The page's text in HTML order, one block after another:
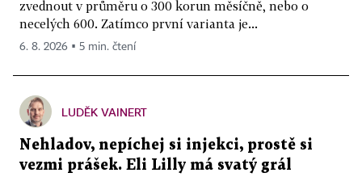
zvednout v průměru o 300 korun měsíčně, nebo o
necelých 600. Zatímco první varianta je...
6. 8. 2026 ▪ 5 min. čtení
LUDĚK VAINERT
Nehladov, nepíchej si injekci, prostě si
vezmi prášek. Eli Lilly má svatý grál